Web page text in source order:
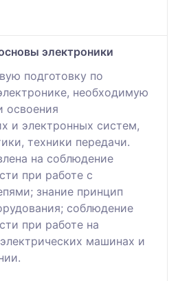
электроники
подготовку по
необходимую
освоения
и электронных систем,
техники передачи.
на соблюдение
при работе с
знание принцип
соблюдение
при работе на
машинах и